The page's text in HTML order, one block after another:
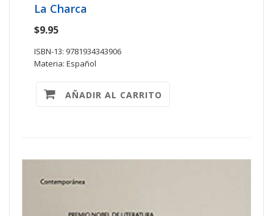
La Charca
$9.95
ISBN-13: 9781934343906
Materia: Español
AÑADIR AL CARRITO